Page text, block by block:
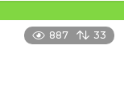
887 33